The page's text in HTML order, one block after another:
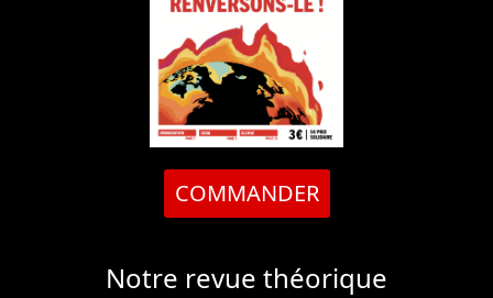
COMMANDER
Notre revue théorique